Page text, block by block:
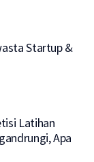
Startup &
Latihan
Apa